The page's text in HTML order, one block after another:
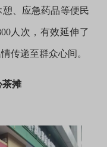
、应急药品等便民
人次，有效延伸了
传递至群众心间。
摊